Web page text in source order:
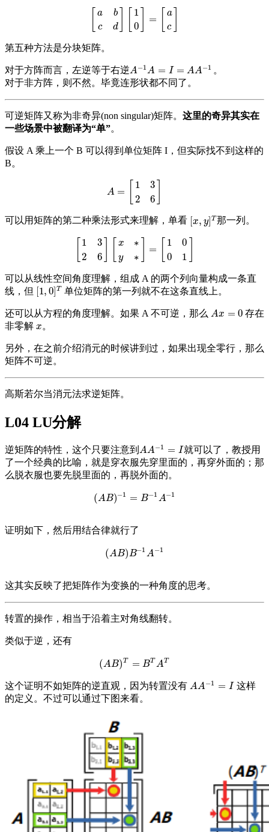
a
c
b
d
1
0
=
a
c
=[a
第五种方法是分块矩阵。
对于方阵而言，左逆等于右逆A−1 A = I = AA−1
A−1A=I= A A−1
。
对于非方阵，则不然。毕竟连形状都不同了。
可逆矩阵又称为非奇异(non singular)矩阵。 这里的奇异其实在
一些场景中被翻译为“单”。
假设 A 乘上一个 B 可以得到单位矩阵 I，但实际找不到这样的
B。
A =
1
2
3
6
A=
可以用矩阵的第二种乘法形式来理解，单看 [x, y]T
x,y]T 那一列。
1
2
3
6
x
y
∗
∗
=
1
0
0
1
=[1
可以从线性空间角度理解，组成 A 的两个列向量构成一条直
线，但 [1, 0]T
1, 0] T 单位矩阵的第一列就不在这条直线上。
还可以从方程的角度理解。如果 A 不可逆，那么 Ax = 0
Ax= 0
存在
非零解 x
x 。
另外，在之前介绍消元的时候讲到过，如果出现全零行，那么
矩阵不可逆。
高斯若尔当消元法求逆矩阵。
L04 LU分解
逆矩阵的特性，这个只要注意到 AA−1 = I
AA−1 =I
就可以了，教授用
了一个经典的比喻，就是穿衣服先穿里面的，再穿外面的；那
么脱衣服也要先脱里面的，再脱外面的。
(AB)−1 = B−1 A−1
(AB)−1 =B−1A−1
证明如下，然后用结合律就行了
(AB)B−1 A−1
(AB)B−1A−1
这其实反映了把矩阵作为变换的一种角度的思考。
转置的操作，相当于沿着主对角线翻转。
类似于逆，还有
(AB)T = BT AT
(AB) =BTA T
这个证明不如矩阵的逆直观，因为转置没有 AA−1 = I
AA−1 =I
这样
的定义。不过可以通过下图来看。